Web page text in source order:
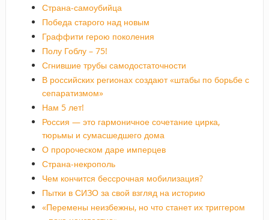
Страна-самоубийца
Победа старого над новым
Граффити герою поколения
Полу Гоблу – 75!
Сгнившие трубы самодостаточности
В российских регионах создают «штабы по борьбе с
сепаратизмом»
Нам 5 лет!
Россия — это гармоничное сочетание цирка,
тюрьмы и сумасшедшего дома
О пророческом даре имперцев
Страна-некрополь
Чем кончится бессрочная мобилизация?
Пытки в СИЗО за свой взгляд на историю
«Перемены неизбежны, но что станет их триггером